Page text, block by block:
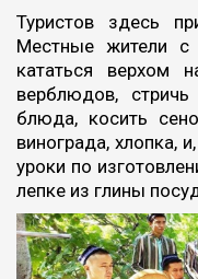
Туристов здесь
Местные жители с
кататься верхом
верблюдов,
блюда, косить
винограда, хлопка,
уроки по
лепке из глины